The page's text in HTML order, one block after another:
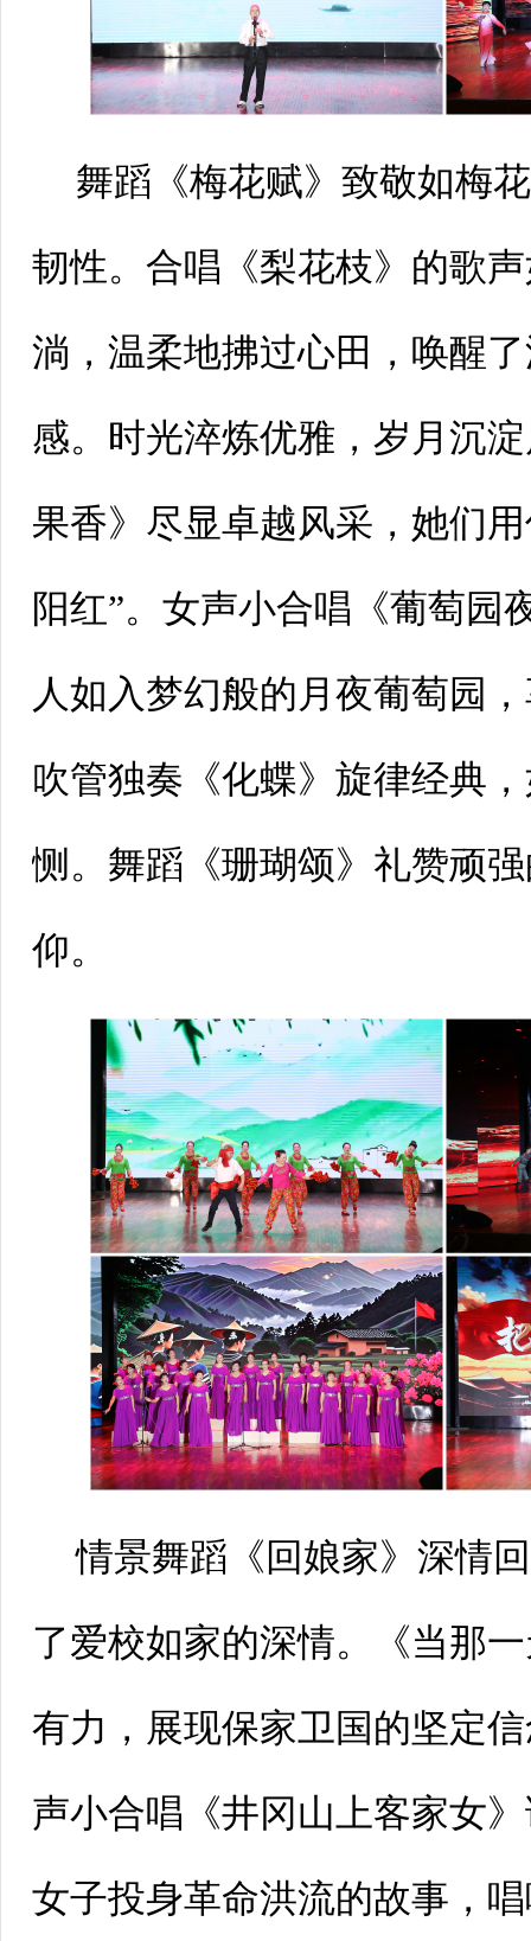
舞蹈《梅花赋》致敬如梅
韧性。合唱《梨花枝》的歌
淌，温柔地拂过心田，唤醒
感。时光淬炼优雅，岁月沉
果香》尽显卓越风采，她们
阳红”。女声小合唱《葡萄园
人如入梦幻般的月夜葡萄园
吹管独奏《化蝶》旋律经典
恻。舞蹈《珊瑚颂》礼赞顽
仰。
情景舞蹈《回娘家》深情
了爱校如家的深情。《当那
有力，展现保家卫国的坚定
声小合唱《井冈山上客家女
女子投身革命洪流的故事，